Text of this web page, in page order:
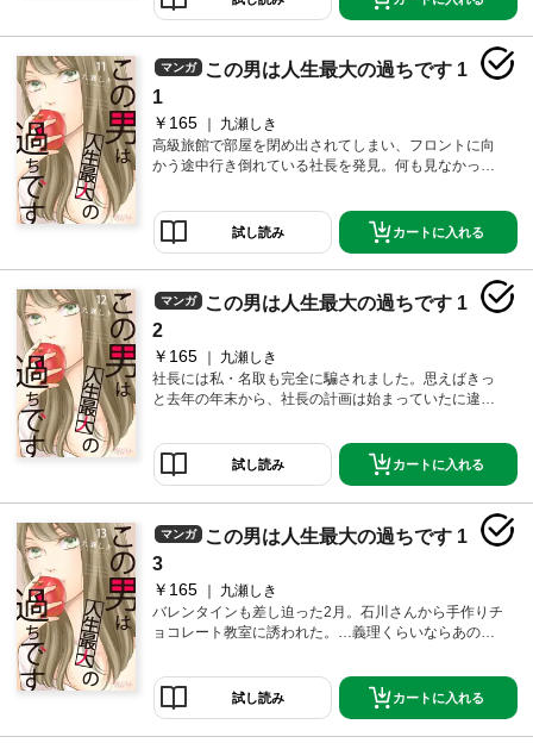
す」と社長の前でガサツにぶっ込んできた！！いくら
なんでも雑すぎてすぐバレそうなんですけど！？【恋
するソワレ】 この作品は「恋するソワレ」2018年Vo
l．6に収録されています。
マンガ
この男は人生最大の過ちです 1
1
￥165
九瀬しき
高級旅館で部屋を閉め出されてしまい、フロントに向
かう途中行き倒れている社長を発見。何も見なかった
てしまった。「…僕はここで寝……」と言って寝てし
まったので、仕方なく社長の部屋まで送ることに。け
ど社長が部屋に着くなり私の腕をとり引き込んでき
て…！？【恋するソワレ】 この作品は「恋するソワ
レ」2018年Vol．7に収録されています。
試し読み カートに入れる
マンガ
この男は人生最大の過ちです 1
2
￥165
九瀬しき
社長には私・名取も完全に騙されました。思えばきっ
と去年の年末から、社長の計画は始まっていたに違い
頼まれごとをされました。それは唯ちゃんに、社長と
付き合うか完全に切るか聞いてきて欲しいとのこと。
ただし切る方を選んでも唯ちゃんの気持ちを尊重して
切る方に徹底してください、とまで言われました。け
が…。【恋するソワレ】 この作品は「恋するソワレ」2
018年Vol．8に収録されています。
試し読み カートに入れる
マンガ
この男は人生最大の過ちです 1
3
￥165
九瀬しき
バレンタインも差し迫った2月。石川さんから手作りチ
ョコレート教室に誘われた。…義理くらいならあの男
ー…と思っていたら「社長にあげれば？」と言われ
た。でも最終的には社長って…気持ち悪いし…無理で
しょ。そう思っていたら案の定、チョコレート教室に
試し読み カートに入れる